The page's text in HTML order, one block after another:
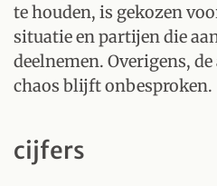
te houden, is gekozen
situatie en partijen die
deelnemen. Overigens,
chaos blijft onbesproken.
cijfers